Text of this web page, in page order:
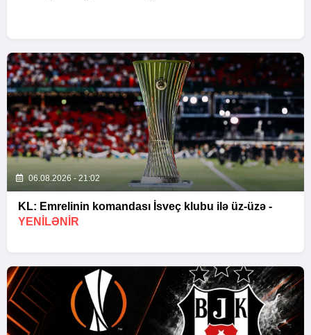
06.08.2026 - 21:02
KL: Emrelinin komandası İsveç klubu ilə üz-üzə -
YENİLƏNİR